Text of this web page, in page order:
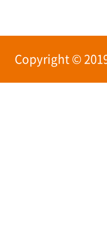
Copyright ©